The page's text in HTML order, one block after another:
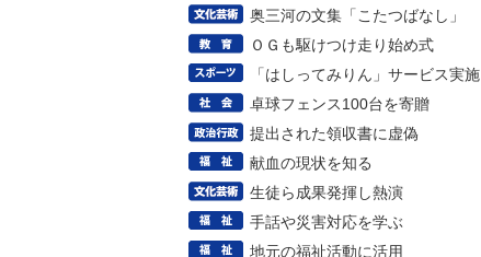
奥三河の文集「こたつばなし」
ＯＧも駆けつけ走り始め式
「はしってみりん」サービス実施
卓球フェンス100台を寄贈
提出された領収書に虚偽
献血の現状を知る
生徒ら成果発揮し熱演
手話や災害対応を学ぶ
地元の福祉活動に活用